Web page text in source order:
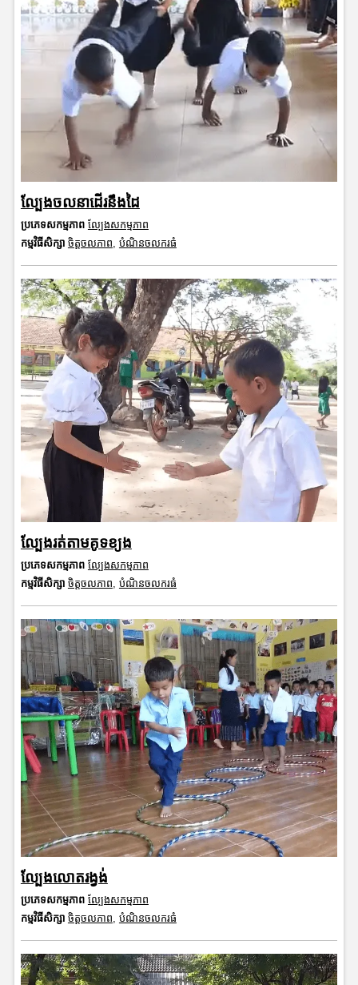
ល្បែងចលនាដើរនឹងដៃ
ប្រភេទសកម្មភាព ល្បែងសកម្មភាព
កម្មវិធីសិក្សា ចិត្តចលភាព, បំណិនចលករធំ
ល្បែងរត់តាមគូទខ្យង
ប្រភេទសកម្មភាព ល្បែងសកម្មភាព
កម្មវិធីសិក្សា ចិត្តចលភាព, បំណិនចលករធំ
ល្បែងលោតរង្វង់
ប្រភេទសកម្មភាព ល្បែងសកម្មភាព
កម្មវិធីសិក្សា ចិត្តចលភាព, បំណិនចលករធំ